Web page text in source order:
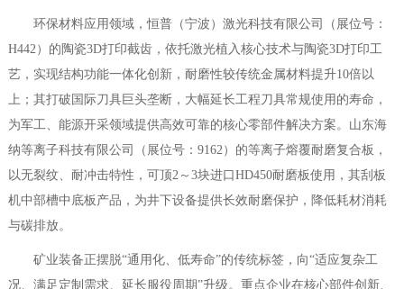
环保材料应用领域，恒普（宁波）激光科技有限公司（展位号：
H442）的陶瓷3D打印截齿，依托激光植入核心技术与陶瓷3D打印工
艺，实现结构功能一体化创新，耐磨性较传统金属材料提升10倍以
上；其打破国际刀具巨头垄断，大幅延长工程刀具常规使用的寿命，
为军工、能源开采领域提供高效可靠的核心零部件解决方案。山东海
纳等离子科技有限公司（展位号：9162）的等离子熔覆耐磨复合板，
以无裂纹、耐冲击特性，可顶2～3块进口HD450耐磨板使用，其刮板
机中部槽中底板产品，为井下设备提供长效耐磨保护，降低耗材消耗
与碳排放。
矿业装备正摆脱“通用化、低寿命”的传统标签，向“适应复杂工
况、满足定制需求、延长服役周期”升级。重点企业在核心部件创新、